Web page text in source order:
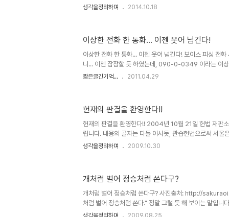
었습니다. 워낙 달변가시고 그 이상의 지식을 갖추셨기 때
입니다. 뭐~ 그렇지 않은 글이 어디 있겠습니까마는... ^^;
공감하기에 충분하다는 것을 부인할 수 없습니다. 문제는
구..
생각을정리하며 2014.10.18
이상한 전화 한 통화... 이젠 웃어 넘긴다!
이상한 전화 한 통화... 이젠 웃어 넘긴다! 보이스 피싱 전
니... 이젠 잠잠할 듯 하였는데, 090-0-0349 이라는 이상
휴대전화 벨이 울립니다. 전화를 받자 마자 내가 "여보세요
이 되었지만,- 다시 들으니 발음도 영~ 시원찮고... 어설퍼
습니다.상담직원이라는 부분에서는 삼성지원이라고 들리
짧은글긴기억... 2011.04.29
헌재의 판결을 환영한다!!
헌재의 판결을 환영한다!! 2004년 10월 21일 헌법 재판
립니다. 내용의 골자는 다들 아시듯, 관습헌법으로써 서울
도 이전을 하면 안된다는 판결이었습니다. 물론, 이와는 반
의견들이 있고 다양한 풍자가 이어지고 있습니다. 그런데,
의 판결을 환영합니다. 그 결정을 잘했다는 얘기가 아니라
생각을정리하며 2009.10.30
개처럼 벌어 정승처럼 쓴다구?
개처럼 벌어 정승처럼 쓴다구? 사진출처: http://
처럼 벌어 정승처럼 쓴다." 정말 그럴 듯 해 보이는 말입니
흔히 들어도 곧 수긍했고 또 그렇게 하고 있는지 모릅니다.
생각을정리하며 2009.08.25